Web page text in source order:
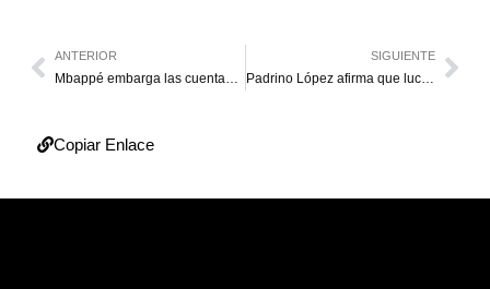
ANTERIOR SIGUIENTE
Padrino López afirma que luchará por el Esequibo “en todos los escenarios”
Copiar Enlace